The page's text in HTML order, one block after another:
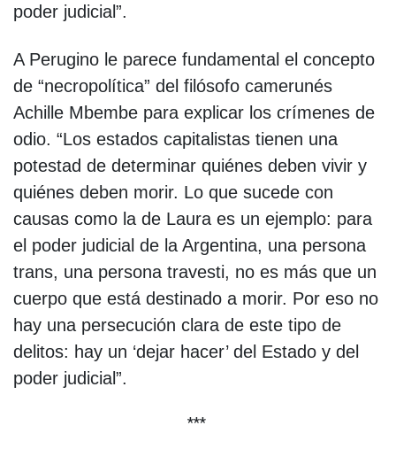
poder judicial”.
A Perugino le parece fundamental el concepto
de “necropolítica” del filósofo camerunés
Achille Mbembe para explicar los crímenes de
odio. “Los estados capitalistas tienen una
potestad de determinar quiénes deben vivir y
quiénes deben morir. Lo que sucede con
causas como la de Laura es un ejemplo: para
el poder judicial de la Argentina, una persona
trans, una persona travesti, no es más que un
cuerpo que está destinado a morir. Por eso no
hay una persecución clara de este tipo de
delitos: hay un ‘dejar hacer’ del Estado y del
poder judicial”.
***